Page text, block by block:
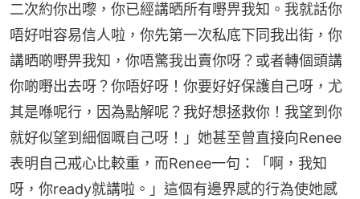
二次約你出嚟，你已經講晒所有嘢畀我知。我就話你
唔好咁容易信人啦，你先第一次私底下同我出街，你
講晒啲嘢畀我知，你唔驚我出賣你呀？或者轉個頭講
你啲嘢出去呀？你唔好呀！你要好好保護自己呀，尤
其是喺呢行，因為點解呢？我好想拯救你！我望到你
就好似望到細個嘅自己呀！」她甚至曾直接向Renee
表明自己戒心比較重，而Renee一句：「啊，我知
呀，你ready就講啦。」這個有邊界感的行為使她感